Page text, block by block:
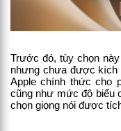
Trước đó, tùy chọn
nhưng chưa được kích
Apple chính thức cho
cũng như mức độ biểu
chọn giọng nói được